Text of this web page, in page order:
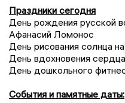
Праздники сегодня
День рождения русской
Афанасий Ломонос
День рисования солнца
День вдохновения
День дошкольного
События и памятные даты: